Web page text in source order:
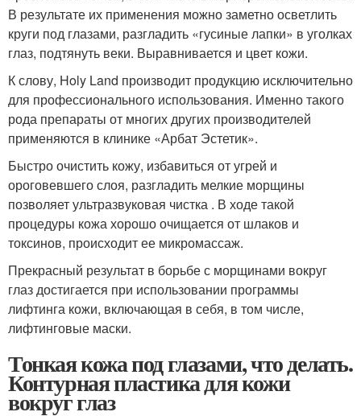
В результате их применения можно заметно осветлить
круги под глазами, разгладить «гусиные лапки» в уголках
глаз, подтянуть веки. Выравнивается и цвет кожи.
К слову, Holy Land производит продукцию исключительно
для профессионального использования. Именно такого
рода препараты от многих других производителей
применяются в клинике «Арбат Эстетик».
Быстро очистить кожу, избавиться от угрей и
ороговевшего слоя, разгладить мелкие морщины
позволяет ультразвуковая чистка . В ходе такой
процедуры кожа хорошо очищается от шлаков и
токсинов, происходит ее микромассаж.
Прекрасный результат в борьбе с морщинами вокруг
глаз достигается при использовании программы
лифтинга кожи, включающая в себя, в том числе,
лифтинговые маски.
Тонкая кожа под глазами, что делать.
Контурная пластика для кожи
вокруг глаз